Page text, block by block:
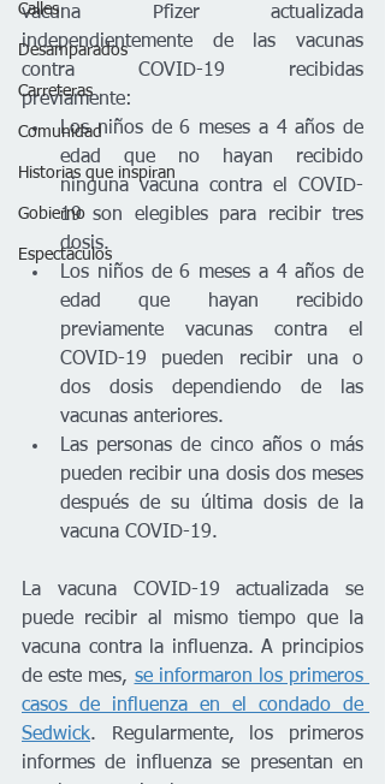
Calles
Desamparados
Carreteras
Comunidad
Historias que inspiran
Gobierno
Espectáculos
vacuna Pfizer actualizada
independientemente de las vacunas
contra COVID-19 recibidas
previamente:
Los niños de 6 meses a 4 años de
edad que no hayan recibido
ninguna vacuna contra el COVID-
19 son elegibles para recibir tres
dosis.
Los niños de 6 meses a 4 años de
edad que hayan recibido
previamente vacunas contra el
COVID-19 pueden recibir una o
dos dosis dependiendo de las
vacunas anteriores.
Las personas de cinco años o más
pueden recibir una dosis dos meses
después de su última dosis de la
vacuna COVID-19.
La vacuna COVID-19 actualizada se
puede recibir al mismo tiempo que la
vacuna contra la influenza. A principios
de este mes, se informaron los primeros
casos de influenza en el condado de
Sedwick. Regularmente, los primeros
informes de influenza se presentan en